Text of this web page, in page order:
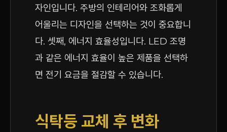
자인입니다. 주방의 인테리어와 조화롭게
어울리는 디자인을 선택하는 것이 중요합니
다. 셋째, 에너지 효율성입니다. LED 조명
과 같은 에너지 효율이 높은 제품을 선택하
면 전기 요금을 절감할 수 있습니다.
식탁등 교체 후 변화